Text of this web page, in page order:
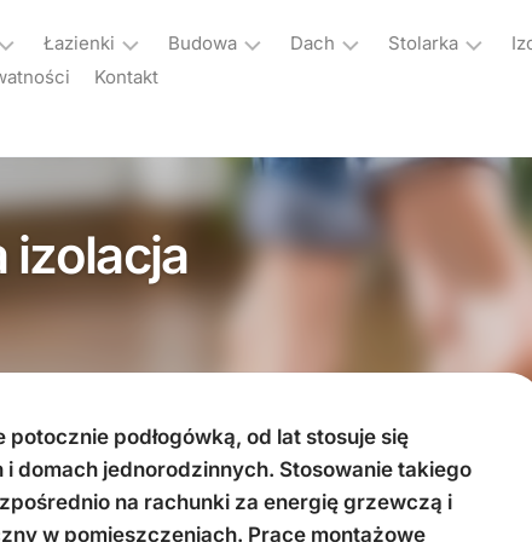
Łazienki
Armatura
łazienkowa
Ogrzewanie
i
Budowa
Domy
z
Materiały
Dach
Instalacje
dachowe
słoneczne
Pokrycia
dachowe
Rynny
Stolarka
słoneczne
Kontakt
izolacja
potocznie podłogówką, od lat stosuje się
domach jednorodzinnych. Stosowanie takiego
na rachunki za energię grzewczą i
w pomieszczeniach. Prace montażowe